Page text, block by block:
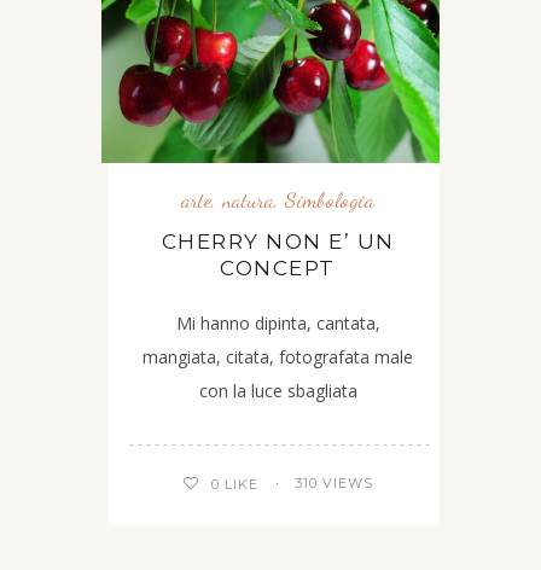
arte, natura,Simbologia
CHERRY NON E’ UN
CONCEPT
Mi hanno dipinta, cantata,
mangiata, citata, fotografata male
con la luce sbagliata
0 LIKE 310 VIEWS